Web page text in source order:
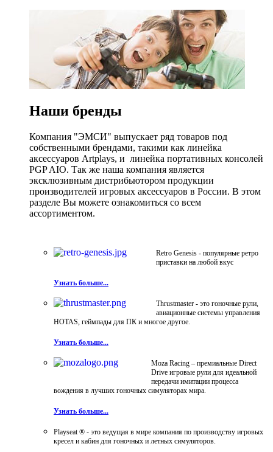
Наши бренды
Компания "ЭМСИ" выпускает ряд товаров под
собственными брендами, такими как линейка
аксессуаров Artplays, и линейка портативных консолей
PGP AIO. Так же наша компания является
эксклюзивным дистрибьютором продукции
производителей игровых аксессуаров в России. В этом
разделе Вы можете ознакомиться со всем
ассортиментом.
Retro Genesis - популярные ретро
приставки на любой вкус
Узнать больше...
Thrustmaster - это гоночные рули,
авиационные системы управления
HOTAS, геймпады для ПК и многое другое.
Узнать больше...
Moza Racing – премиальные Direct
Drive игровые рули для идеальной
передачи имитации процесса
вождения в лучших гоночных симуляторах мира.
Узнать больше...
Playseat ® - это ведущая в мире компания по производству игровых
кресел и кабин для гоночных и летных симуляторов.